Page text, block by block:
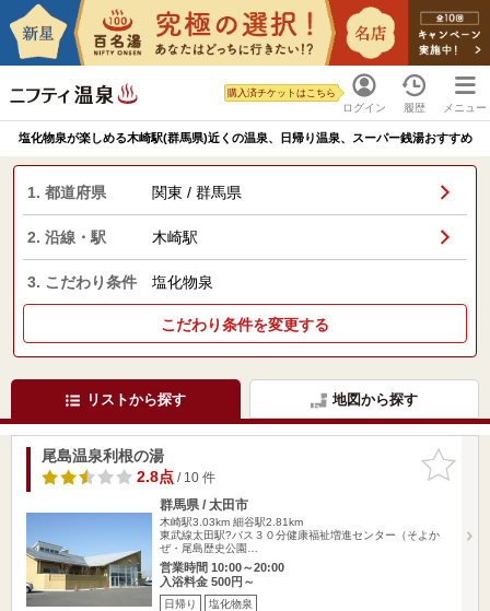
ログイン
購入済チケットはこちら
履歴 メニュー
塩化物泉が楽しめる木崎駅(群馬県)近くの温泉、日帰り温泉、スーパー銭湯おすすめ
1. 都道府県 関東 / 群馬県
2. 沿線・駅 木崎駅
3. こだわり条件 塩化物泉
こだわり条件を変更する
リストから探す 地図から探す
お気に入
りに追加
尾島温泉利根の湯
2.8点/ 10 件
群馬県 / 太田市
木崎駅3.03km 細谷駅2.81km
東武線太田駅?バス３０分健康福祉増進センター（そよか
ぜ・尾島歴史公園…
営業時間 10:00～20:00
入浴料金 500円～
日帰り 塩化物泉